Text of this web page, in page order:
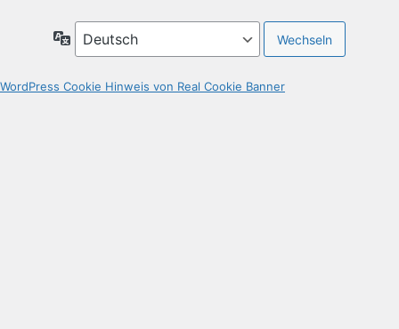
Sprache
WordPress Cookie Hinweis von Real Cookie Banner